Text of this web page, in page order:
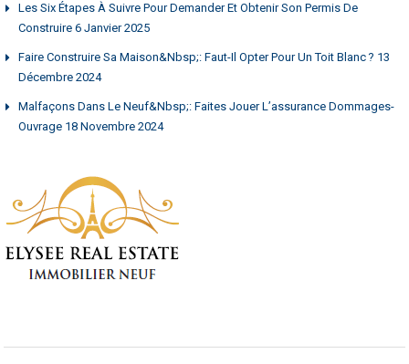
Les Six Étapes À Suivre Pour Demander Et Obtenir Son Permis De
Construire 6 Janvier 2025
Faire Construire Sa Maison&nbsp;: Faut-Il Opter Pour Un Toit Blanc ? 13
Décembre 2024
Malfaçons Dans Le Neuf&nbsp;: Faites Jouer L’assurance Dommages-
Ouvrage 18 Novembre 2024